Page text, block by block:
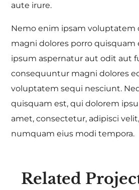
aute irure.
Nemo enim ipsam voluptatem
magni dolores porro quisquam
ipsum aspernatur aut odit aut
consequuntur magni dolores
voluptatem sequi nesciunt.
quisquam est, qui dolorem
amet, consectetur, adipisci
numquam eius modi tempora.
Related